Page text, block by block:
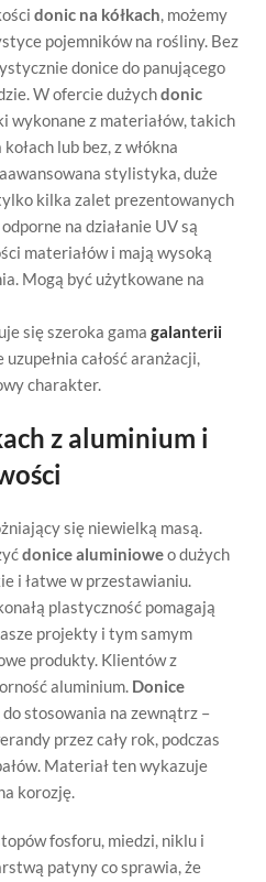
donic na kółkach, możemy
pojemników na rośliny. Bez
donice do panującego
W ofercie dużychdonic
wykonane z materiałów, takich
lub bez, z włókna
stylistyka, duże
kilka zalet prezentowanych
na działanie UV są
materiałów i mają wysoką
Mogą być użytkowane na
się szeroka gama galanterii
całość aranżacji,
charakter.
z aluminium i
się niewielką masą.
donice aluminioweo dużych
i łatwe w przestawianiu.
plastyczność pomagają
projekty i tym samym
produkty. Klientów z
aluminium. Donice
stosowania na zewnątrz –
przez cały rok, podczas
Materiał ten wykazuje
korozję.
fosforu, miedzi, niklu i
patyny co sprawia, że